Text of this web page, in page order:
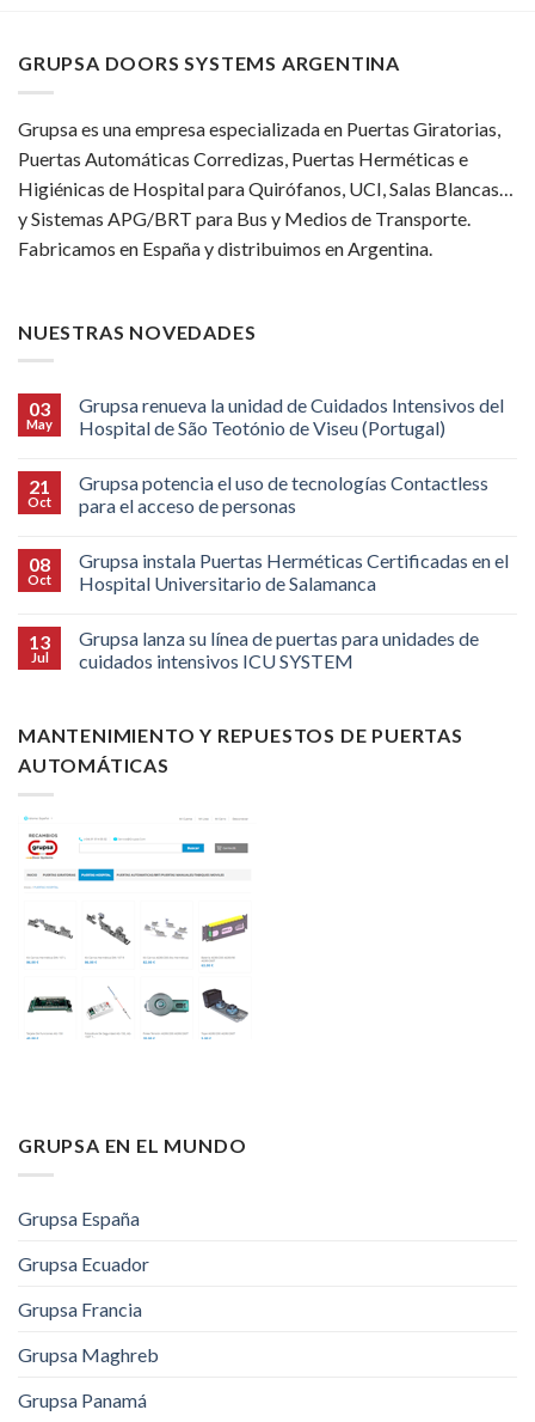
GRUPSA DOORS SYSTEMS ARGENTINA
Grupsa es una empresa especializada en Puertas Giratorias,
Puertas Automáticas Corredizas, Puertas Herméticas e
Higiénicas de Hospital para Quirófanos, UCI, Salas Blancas…
y Sistemas APG/BRT para Bus y Medios de Transporte.
Fabricamos en España y distribuimos en Argentina.
NUESTRAS NOVEDADES
03
May
Grupsa renueva la unidad de Cuidados Intensivos del
Hospital de São Teotónio de Viseu (Portugal)
21
Oct
Grupsa potencia el uso de tecnologías Contactless
para el acceso de personas
08
Oct
Grupsa instala Puertas Herméticas Certificadas en el
Hospital Universitario de Salamanca
13
Jul
Grupsa lanza su línea de puertas para unidades de
cuidados intensivos ICU SYSTEM
MANTENIMIENTO Y REPUESTOS DE PUERTAS
AUTOMÁTICAS
GRUPSA EN EL MUNDO
Grupsa España
Grupsa Ecuador
Grupsa Francia
Grupsa Maghreb
Grupsa Panamá